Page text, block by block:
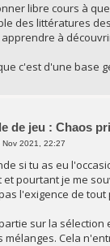
libre cours à
des littératures
à
c'est d'une base
de jeu : Chaos
Nov 2021, 22:27
si tu as eu
et pourtant je me
l'exigence de
sur la
mélanges. Cela